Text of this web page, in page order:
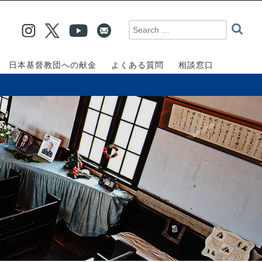
日本基督教団への献金 よくある質問 相談窓口